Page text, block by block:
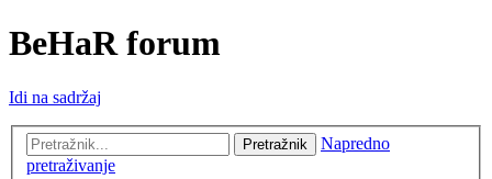
BeHaR forum
Idi na sadržaj
Pretražnik
Napredno
pretraživanje